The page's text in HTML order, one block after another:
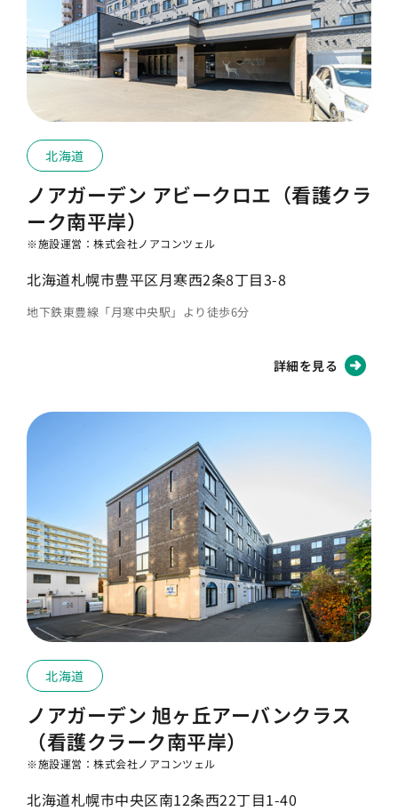
北海道
ノアガーデン アビークロエ（看護クラ
ーク南平岸）
※施設運営：株式会社ノアコンツェル
北海道札幌市豊平区月寒西2条8丁目3-8
地下鉄東豊線「月寒中央駅」より徒歩6分
詳細を見る
北海道
ノアガーデン 旭ヶ丘アーバンクラス
（看護クラーク南平岸）
※施設運営：株式会社ノアコンツェル
北海道札幌市中央区南12条西22丁目1-40